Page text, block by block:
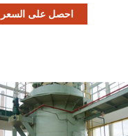
احصل على السعر